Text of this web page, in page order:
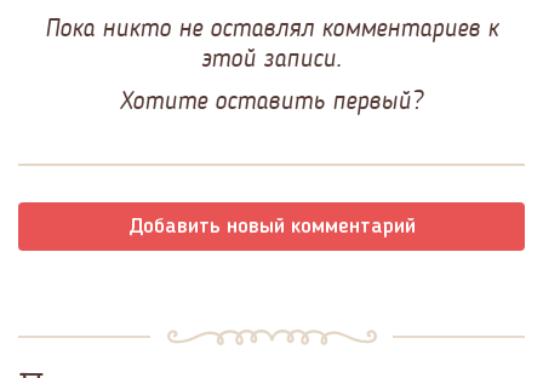
Пока никто не оставлял комментариев к
этой записи.
Хотите оставить первый?
Добавить новый комментарий